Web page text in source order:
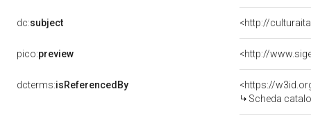
dc:subject <http://
pico:preview
dcterms:isReferencedBy
<https://
Scheda